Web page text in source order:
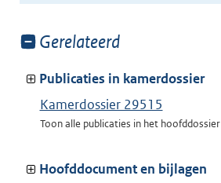
Toon
van:
Gerelateerd
Publicaties in kamerdossier
Kamerdossier 29515
Toon alle publicaties in het hoofddossier
Hoofddocument en bijlagen